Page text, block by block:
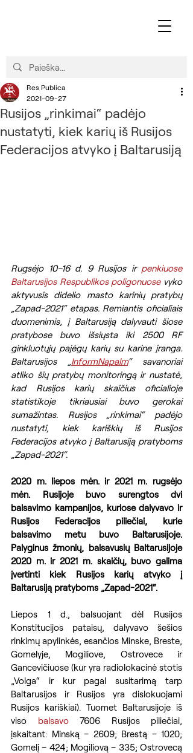
Rusijos „rinkimai“ padėjo
nustatyti, kiek karių iš Rusijos
Federacijos atvyko į Baltarusiją
Res Publica
2021-09-27
Rugsėjo 10–16 d. 9 Rusijos ir penkiuose
Baltarusijos Respublikos poligonuose vyko
aktyvusis didelio masto karinių pratybų
„Zapad-2021“ etapas. Remiantis oficialiais
duomenimis, į Baltarusiją dalyvauti šiose
pratybose buvo išsiųsta iki 2500 RF
ginkluotųjų pajėgų karių su karine įranga.
Baltarusijos „ InformNapalm“ savanoriai
atliko šių pratybų monitoringą ir nustatė,
kad Rusijos karių skaičius oficialioje
statistikoje tikriausiai buvo gerokai
sumažintas. Rusijos „rinkimai“ padėjo
nustatyti, kiek kariškių iš Rusijos
Federacijos atvyko į Baltarusiją pratyboms
„Zapad-2021“.
2020 m. liepos mėn. ir 2021 m. rugsėjo
mėn. Rusijoje buvo surengtos dvi
balsavimo kampanijos, kuriose dalyvavo ir
Rusijos Federacijos piliečiai, kurie
balsavimo metu buvo Baltarusijoje.
Palyginus žmonių, balsavusių Baltarusijoje
2020 m. ir 2021 m. skaičių, buvo galima
įvertinti kiek Rusijos karių atvyko į
Baltarusiją pratyboms „Zapad-2021“.
Liepos 1 d., balsuojant dėl ​​Rusijos
Konstitucijos pataisų, dalyvavo šešios
rinkimų apylinkės, esančios Minske, Breste,
Gomelyje, Mogiliove, Ostrovece ir
Gancevičiuose (kur yra radiolokacinė stotis
„Volga“ ir kur pagal susitarimą tarp
Baltarusijos ir Rusijos yra dislokuojami
Rusijos kariškiai). Tuomet Baltarusijoje iš
viso balsavo 7606 Rusijos piliečiai,
įskaitant: Minską – 2609; Brestą – 1020;
Gomelį – 424; Mogiliovą – 335; Ostrovecą